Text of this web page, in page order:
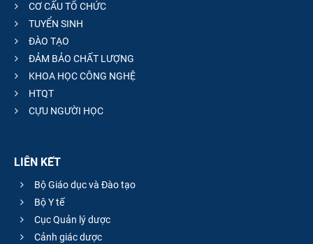
CƠ CẤU TỔ CHỨC
TUYỂN SINH
ĐÀO TẠO
ĐẢM BẢO CHẤT LƯỢNG
KHOA HỌC CÔNG NGHỆ
HTQT
CỰU NGƯỜI HỌC
LIÊN KẾT
Bộ Giáo dục và Đào tạo
Bộ Y tế
Cục Quản lý dược
Cảnh giác dược